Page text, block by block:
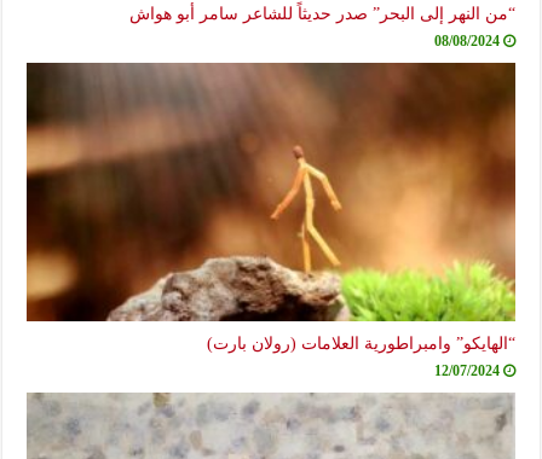
إلى البحر” صدر حديثاً للشاعر سامر أبو هواش
08/08/
وامبراطورية العلامات (رولان بارت)
12/07/